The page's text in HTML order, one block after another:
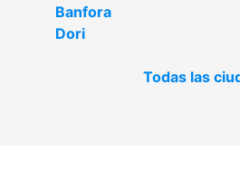
Banfora
Dori
Todas las